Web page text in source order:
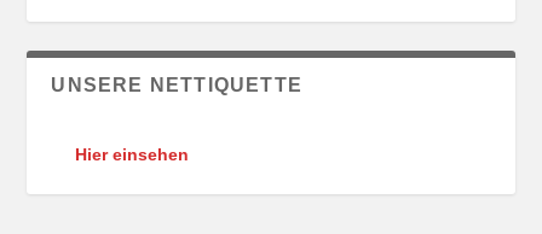
UNSERE NETTIQUETTE
Hier einsehen